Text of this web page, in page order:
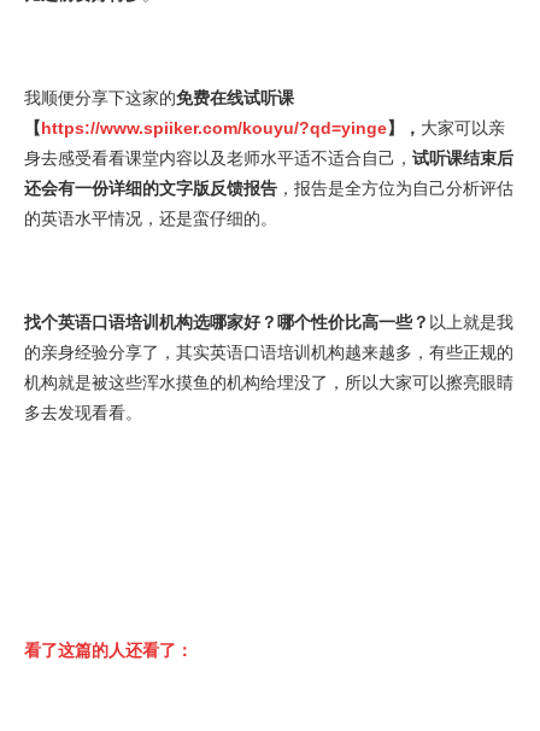
我顺便分享下这家的免费在线试听课
【https://www.spiiker.com/kouyu/?qd=yinge】， 大家可以亲
身去感受看看课堂内容以及老师水平适不适合自己， 试听课结束后
还会有一份详细的文字版反馈报告 ，报告是全方位为自己分析评估
的英语水平情况，还是蛮仔细的。
找个英语口语培训机构选哪家好？哪个性价比高一些？ 以上就是我
的亲身经验分享了，其实英语口语培训机构越来越多，有些正规的
机构就是被这些浑水摸鱼的机构给埋没了，所以大家可以擦亮眼睛
多去发现看看。
看了这篇的人还看了：